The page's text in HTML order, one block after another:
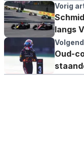
Vorig
langs
Oud-
ook